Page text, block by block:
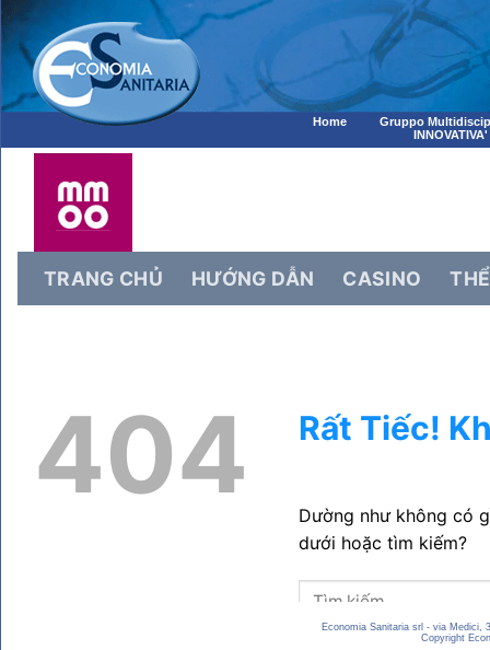
Home
Gruppo
INNOVATIVA'
Economia Sanitaria srl - via Medici,
Copyright